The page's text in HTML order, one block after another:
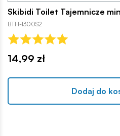
Skibidi Toilet Tajemnicze
BTH-1300S2
14,99 zł
Dodaj do